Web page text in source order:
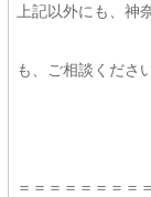
上記以外にも、神
も、ご相談くださ
＝＝＝＝＝＝＝＝